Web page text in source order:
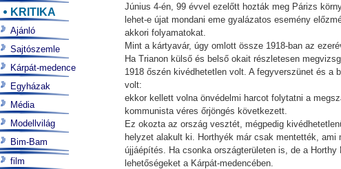
Június 4-én, 99 évvel ezelőtt hozták meg Párizs
lehet-e újat mondani eme gyalázatos esemény
akkori folyamatokat.
Mint a kártyavár, úgy omlott össze 1918-ban az
Ha Trianon külső és belső okait részletesen
1918 őszén kivédhetetlen volt. A fegyverszünet és a
volt:
ekkor kellett volna önvédelmi harcot folytatni a
kommunista véres őrjöngés következett.
Ez okozta az ország vesztét, mégpedig
helyzet alakult ki. Horthyék már csak mentették,
újjáépítés. Ha csonka országterületen is, de a
lehetőségeket a Kárpát-medencében.
KRITIKA
Ajánló
Sajtószemle
Kárpát-medence
Egyházak
Média
Modellvilág
Bim-Bam
film